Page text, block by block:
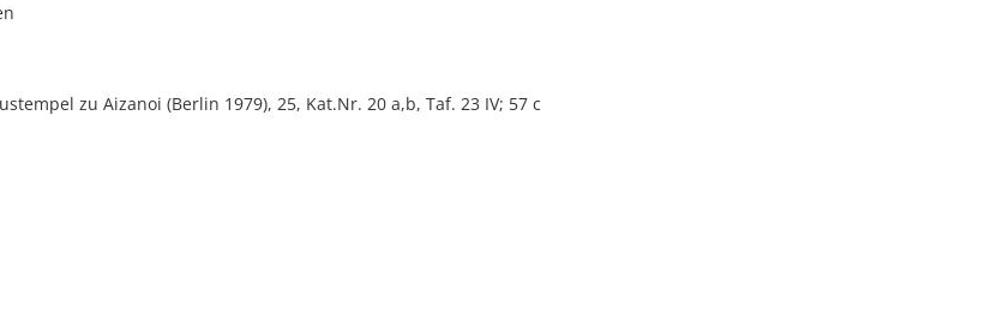
zu Aizanoi (Berlin 1979), 25, Kat.Nr. 20 a,b, Taf. 23 IV; 57 c